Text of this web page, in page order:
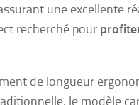
une excellente
recherché pour
de longueur
le modèle